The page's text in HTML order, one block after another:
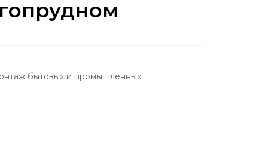
бытовых и промышленных